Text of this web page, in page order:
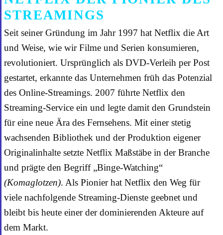
STREAMINGS
Seit seiner Gründung im Jahr 1997 hat Netflix die Art
und Weise, wie wir Filme und Serien konsumieren,
revolutioniert. Ursprünglich als DVD-Verleih per Post
gestartet, erkannte das Unternehmen früh das Potenzial
des Online-Streamings. 2007 führte Netflix den
Streaming-Service ein und legte damit den Grundstein
für eine neue Ära des Fernsehens. Mit einer stetig
wachsenden Bibliothek und der Produktion eigener
Originalinhalte setzte Netflix Maßstäbe in der Branche
und prägte den Begriff „Binge-Watching“
(Komaglotzen). Als Pionier hat Netflix den Weg für
viele nachfolgende Streaming-Dienste geebnet und
bleibt bis heute einer der dominierenden Akteure auf
dem Markt.